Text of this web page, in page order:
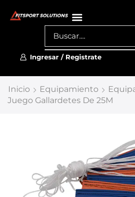
Ingresar / Registrate
Inicio Equipamiento
Juego Gallardetes De 25M